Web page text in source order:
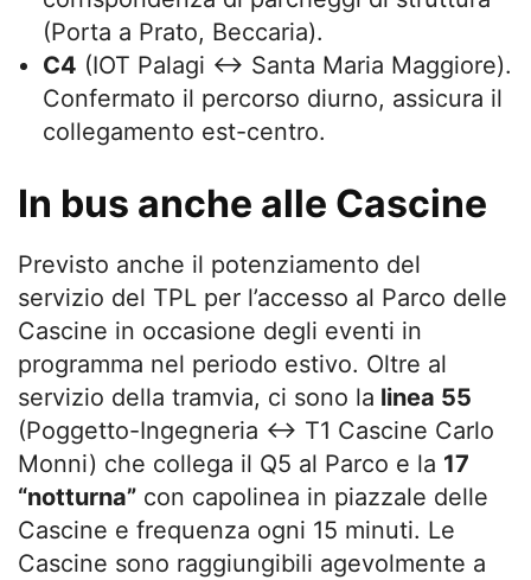
(Porta a Prato, Beccaria).
C4 (IOT Palagi ↔ Santa Maria Maggiore).
Confermato il percorso diurno, assicura il
collegamento est-centro.
In bus anche alle Cascine
Previsto anche il potenziamento del
servizio del TPL per l’accesso al Parco delle
Cascine in occasione degli eventi in
programma nel periodo estivo. Oltre al
servizio della tramvia, ci sono la linea 55
(Poggetto-Ingegneria ↔ T1 Cascine Carlo
Monni) che collega il Q5 al Parco e la 17
“notturna” con capolinea in piazzale delle
Cascine e frequenza ogni 15 minuti. Le
Cascine sono raggiungibili agevolmente a